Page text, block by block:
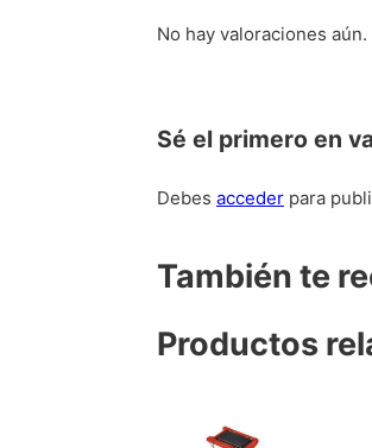
No hay valoraciones aún.
Sé el primero en
Debes acceder para
También te
Productos